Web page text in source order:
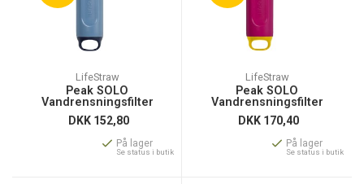
LifeStraw
Peak SOLO
Vandrensningsfilter
DKK 152,80
På lager
Se status i butik
LifeStraw
Peak SOLO
Vandrensningsfilter
DKK 170,40
På lager
Se status i butik